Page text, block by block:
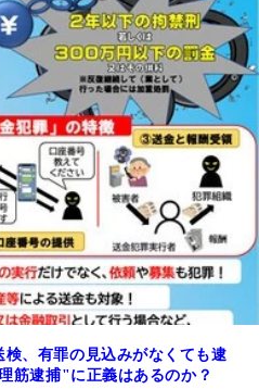
検、有罪の見込みがなくても逮
逮捕"に正義はあるのか？